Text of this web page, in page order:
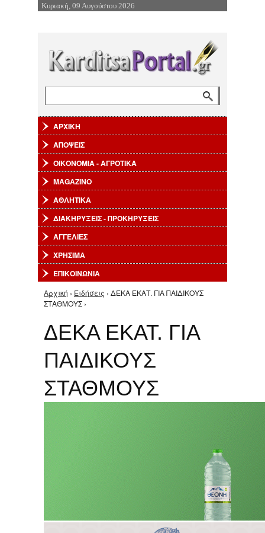
Επιστροφή στην Πλοήγηση
Κυριακή, 09 Αυγούστου 2026
ΑΡΧΙΚΗ
ΑΠΟΨΕΙΣ
ΟΙΚΟΝΟΜΙΑ - ΑΓΡΟΤΙΚΑ
MAGAZINO
ΑΘΛΗΤΙΚΑ
ΔΙΑΚΗΡΥΞΕΙΣ - ΠΡΟΚΗΡΥΞΕΙΣ
ΑΓΓΕΛΙΕΣ
ΧΡΗΣΙΜΑ
ΕΠΙΚΟΙΝΩΝΙΑ
Είστε εδώ
Αρχική › Ειδήσεις › ΔΕΚΑ ΕΚΑΤ. ΓΙΑ ΠΑΙΔΙΚΟΥΣ
ΣΤΑΘΜΟΥΣ ›
ΔΕΚΑ ΕΚΑΤ. ΓΙΑ
ΠΑΙΔΙΚΟΥΣ
ΣΤΑΘΜΟΥΣ